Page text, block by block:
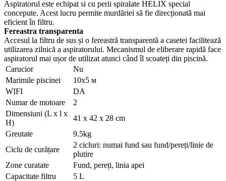
Aspiratorul este echipat si cu perii spiralate HELIX special
concepute. Acest lucru permite murdăriei să fie direcționată mai
eficient în filtru.
Fereastra transparenta
Accesul la filtru de sus și o fereastră transparentă a casetei facilitează
utilizarea zilnică a aspiratorului. Mecanismul de eliberare rapidă face
aspiratorul mai ușor de utilizat atunci când îl scoateți din piscină.
Carucior
Nu
Marimile piscinei
10x5 м
WIFI
DA
Numar de motoare
2
Dimensiuni (L x l x
H)
41 x 42 x 28 cm
Greutate
9.5kg
Ciclu de curățare
2 cicluri: numai fund sau fund/pereți/linie de
plutire
Zone curatate
Fund, pereți, linia apei
Capacitate filtru
5 L